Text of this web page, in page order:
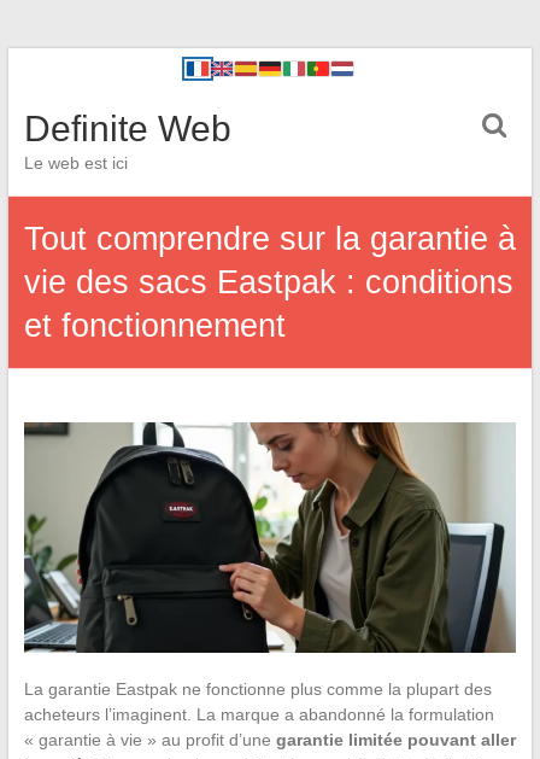
Definite Web
Le web est ici
Tout comprendre sur la garantie à
vie des sacs Eastpak : conditions
et fonctionnement
La garantie Eastpak ne fonctionne plus comme la plupart des
acheteurs l’imaginent. La marque a abandonné la formulation
« garantie à vie » au profit d’une garantie limitée pouvant aller